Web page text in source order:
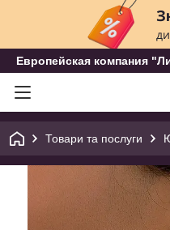
Европейская компания
Товари та послуги